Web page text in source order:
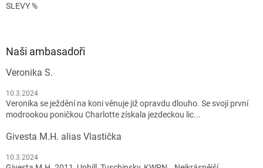
SLEVY %
Naši ambasadoři
Veronika S.
10.3.2024
Veronika se ježdění na koni věnuje již opravdu dlouho. Se svojí první
modrookou poničkou Charlotte získala jezdeckou lic...
Givesta M.H. alias Vlastička
10.3.2024